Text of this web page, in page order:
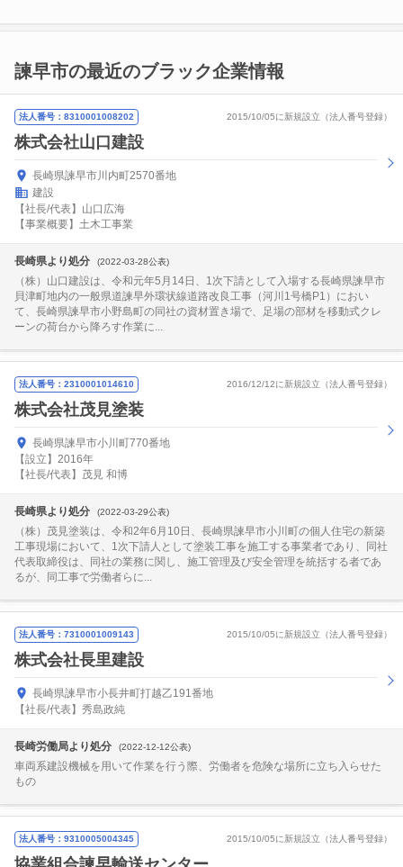
諫早市の最近のブラック企業情報
法人番号：8310001008202 2015/10/05に新規設立（法人番号登録）
株式会社山口建設
長崎県諫早市川内町2570番地
建設
【社長/代表】山口広海
【事業概要】土木工事業
長崎県より処分 (2022-03-28公表)
（株）山口建設は、令和元年5月14日、1次下請として入場する長崎県諫早市
貝津町地内の一般県道諫早外環状線道路改良工事（河川1号橋P1）におい
て、長崎県諫早市小野島町の同社の資材置き場で、足場の部材を移動式クレ
ーンの荷台から降ろす作業に...
法人番号：2310001014610 2016/12/12に新規設立（法人番号登録）
株式会社茂見塗装
長崎県諫早市小川町770番地
【設立】2016年
【社長/代表】茂見 和博
長崎県より処分 (2022-03-29公表)
（株）茂見塗装は、令和2年6月10日、長崎県諫早市小川町の個人住宅の新築
工事現場において、1次下請人として塗装工事を施工する事業者であり、同社
代表取締役は、同社の業務に関し、施工管理及び安全管理を統括する者であ
るが、同工事で労働者らに...
法人番号：7310001009143 2015/10/05に新規設立（法人番号登録）
株式会社長里建設
長崎県諫早市小長井町打越乙191番地
【社長/代表】秀島政純
長崎労働局より処分 (2022-12-12公表)
車両系建設機械を用いて作業を行う際、労働者を危険な場所に立ち入らせた
もの
法人番号：9310005004345 2015/10/05に新規設立（法人番号登録）